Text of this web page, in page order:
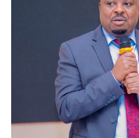
WATOTO WAFUNDISHWE
WAFANYABIASHARA WA
REA YATOA SOMO LA
THBUB YAENDELEA
TANZANIA YAWA